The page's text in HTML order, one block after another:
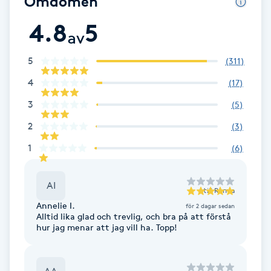
Face framing
Faceliftmassage
Fet hårbotten
Fettreducering
Fibromassage
4.8av5
5 (311)
4 (17)
3 (5)
2 (3)
1 (6)
AI till Ramia
Annelie I. för 2 dagar sedan
Alltid lika glad och trevlig, och bra på att förstå
hur jag menar att jag vill ha. Topp!